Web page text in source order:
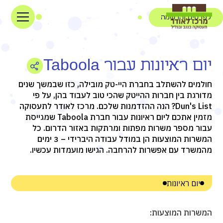
לפרטים והרשמה
יום ראיונות עבור Taboola
חולמים להשתלב בחברת היי-טק מובילה, כזו שבמשך שנים
מדורגת בין חברות ההייטק שהכי טוב לעבוד בהן, על פי
Dun's List? הנה ההזדמנות שלכם. מרכז לאודר לתעסוקה
מזמין אתכם ליום ראיונות עבור חברת Taboola שמגייסת
עבור מספר משרות מפתות ומרתקות באזור הדרום. כל
המשרות המוצעות הן במודל עבודה היברידי – 3 ימים
מהמשרד עם אפשרות להרחבה. הגישו מועמדות עכשיו.
יום ראיונות
המשרות המוצעות: